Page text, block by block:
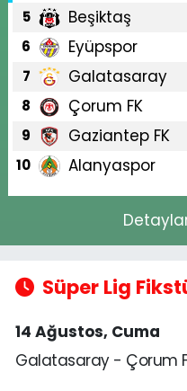
5 Beşiktaş
6 Eyüpspor
7 Galatasaray
8 Çorum FK
9 Gaziantep FK
10 Alanyaspor
Süper Lig
14 Ağustos, Cuma
Galatasaray - Çorum